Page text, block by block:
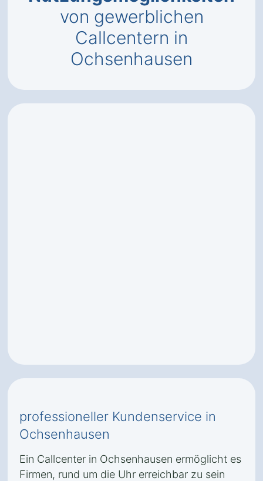
von gewerblichen
Callcentern in
Ochsenhausen
professioneller Kundenservice in
Ochsenhausen
Ein Callcenter in Ochsenhausen ermöglicht es
Firmen, rund um die Uhr erreichbar zu sein